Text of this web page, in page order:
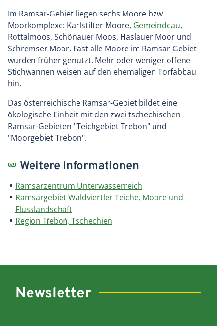
Im Ramsar-Gebiet liegen sechs Moore bzw.
Moorkomplexe: Karlstifter Moore, Gemeindeau,
Rottalmoos, Schönauer Moos, Haslauer Moor und
Schremser Moor. Fast alle Moore im Ramsar-Gebiet
wurden früher genutzt. Mehr oder weniger offene
Stichwannen weisen auf den ehemaligen Torfabbau
hin.
Das österreichische Ramsar-Gebiet bildet eine
ökologische Einheit mit den zwei tschechischen
Ramsar-Gebieten "Teichgebiet Trebon" und
"Moorgebiet Trebon".
Weitere Informationen
Ramsarzentrum Unterwasserreich
Ramsargebiet Waldviertler Teiche, Moore und
Flusslandschaft
Region Třeboň, Tschechien
Newsletter